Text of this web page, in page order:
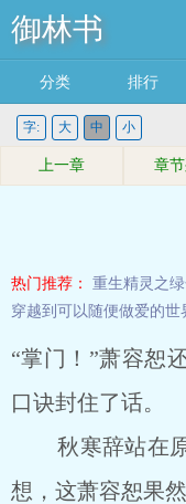
御林书
分类 排行
字: 大 中 小
上一章 章
热门推荐： 重生精灵之
穿越到可以随便做爱的世
“掌门！”萧容恕
口诀封住了话。
秋寒辞站在原
想，这萧容恕果